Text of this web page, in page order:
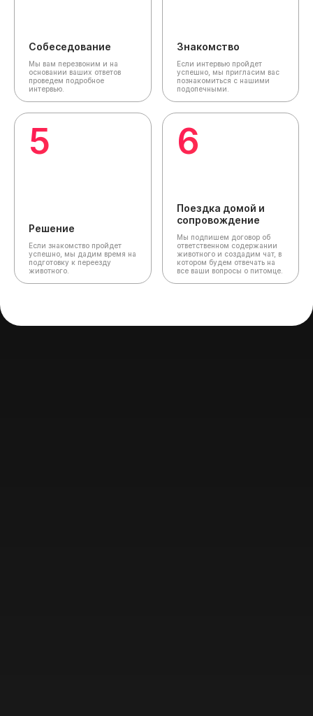
Собеседование
Мы вам перезвоним и на
основании ваших ответов
проведем подробное
интервью.
Знакомство
Если интервью пройдет
успешно, мы пригласим вас
познакомиться с нашими
подопечными.
5
Решение
Если знакомство пройдет
успешно, мы дадим время на
подготовку к переезду
животного.
6
Поездка домой и
сопровождение
Мы подпишем договор об
ответственном содержании
животного и создадим чат, в
котором будем отвечать на
все ваши вопросы о питомце.